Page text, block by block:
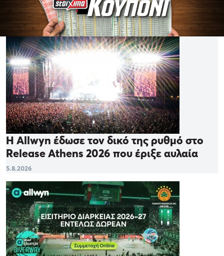
Η Allwyn έδωσε τον δικό της ρυθμό στο
Release Athens 2026 που έριξε αυλαία
5.8.2026